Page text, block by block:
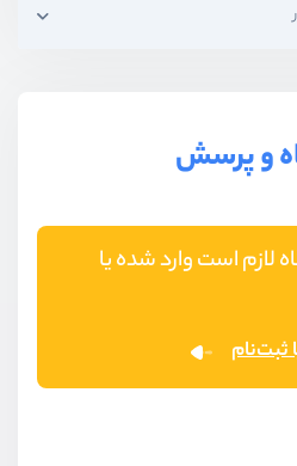
و پرسش
لازم است وارد شده یا
ثبت‌نام